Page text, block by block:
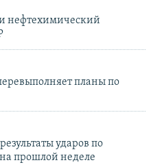
нефтехимический
планы по
ударов по
прошлой неделе